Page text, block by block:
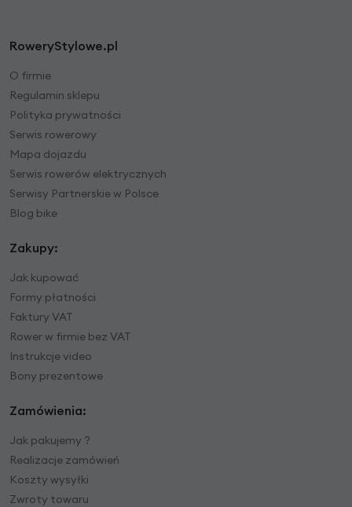
RoweryStylowe.pl
O firmie
Regulamin sklepu
Polityka prywatności
Serwis rowerowy
Mapa dojazdu
Serwis rowerów elektrycznych
Serwisy Partnerskie w Polsce
Blog bike
Zakupy:
Jak kupować
Formy płatności
Faktury VAT
Rower w firmie bez VAT
Instrukcje video
Bony prezentowe
Zamówienia:
Jak pakujemy ?
Realizacje zamówień
Koszty wysyłki
Zwroty towaru